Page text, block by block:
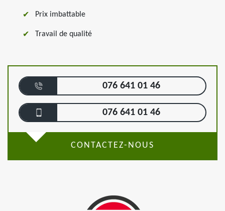
Prix imbattable
Travail de qualité
076 641 01 46
076 641 01 46
CONTACTEZ-NOUS